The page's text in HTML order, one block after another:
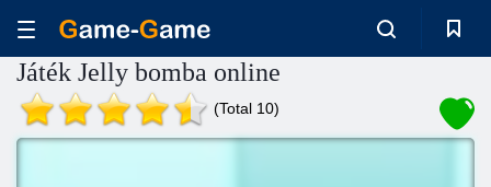
Játék Jelly bomba online
(Total 10)